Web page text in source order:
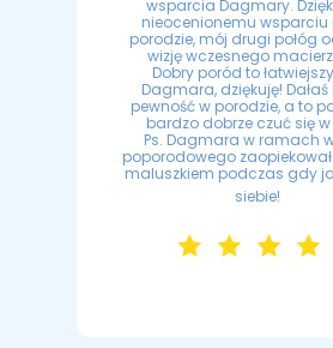
wsparcia Dagmary.
nieocenionemu wsparciu
porodzie, mój drugi połóg
wizję wczesnego
Dobry poród to
Dagmara, dziękuję!
pewność w porodzie, a to
bardzo dobrze czuć się w
Ps. Dagmara w ramach
poporodowego
maluszkiem podczas gdy
siebie!